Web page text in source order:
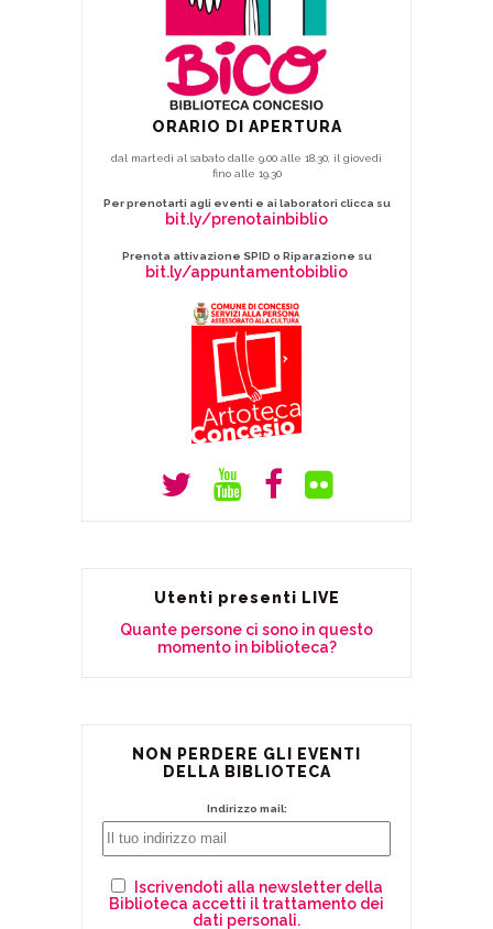
ORARIO DI APERTURA
dal martedì al sabato dalle 9.00 alle 18.30, il giovedì
fino alle 19.30
Per prenotarti agli eventi e ai laboratori clicca su
bit.ly/prenotainbiblio
Prenota attivazione SPID o Riparazione su
bit.ly/appuntamentobiblio
Utenti presenti LIVE
Quante persone ci sono in questo
momento in biblioteca?
NON PERDERE GLI EVENTI
DELLA BIBLIOTECA
Indirizzo mail:
Iscrivendoti alla newsletter della
Biblioteca accetti il trattamento dei
dati personali.